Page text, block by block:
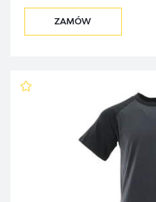
ZAMÓW